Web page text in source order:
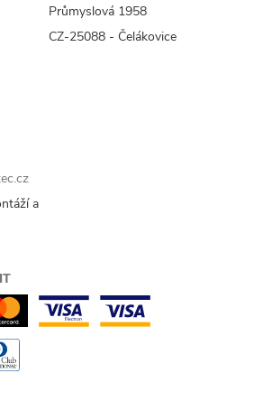
Průmyslová 1958
CZ-25088 - Čelákovice
a